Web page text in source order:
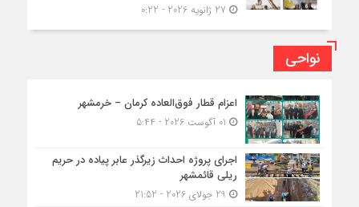
نواحی
اعزام قطار فوق‌العاده کرمان – خرمشهر
اجرای پروژه احداث زیرگذر عابر پیاده در حریم
ریلی قائمشهر